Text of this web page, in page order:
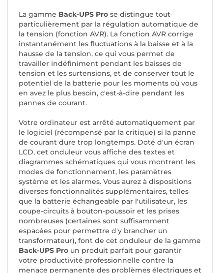
La gamme Back-UPS Pro se distingue tout
particulièrement par la régulation automatique de
la tension (fonction AVR). La fonction AVR corrige
instantanément les fluctuations à la baisse et à la
hausse de la tension, ce qui vous permet de
travailler indéfiniment pendant les baisses de
tension et les surtensions, et de conserver tout le
potentiel de la batterie pour les moments où vous
en avez le plus besoin, c'est-à-dire pendant les
pannes de courant.
Votre ordinateur est arrêté automatiquement par
le logiciel (récompensé par la critique) si la panne
de courant dure trop longtemps. Doté d'un écran
LCD, cet onduleur vous affiche des textes et
diagrammes schématiques qui vous montrent les
modes de fonctionnement, les paramètres
système et les alarmes. Vous aurez à dispositions
diverses fonctionnalités supplémentaires, telles
que la batterie échangeable par l'utilisateur, les
coupe-circuits à bouton-poussoir et les prises
nombreuses (certaines sont suffisamment
espacées pour permettre d'y brancher un
transformateur), font de cet onduleur de la gamme
Back-UPS Pro un produit parfait pour garantir
votre productivité professionnelle contre la
menace permanente des problèmes électriques et